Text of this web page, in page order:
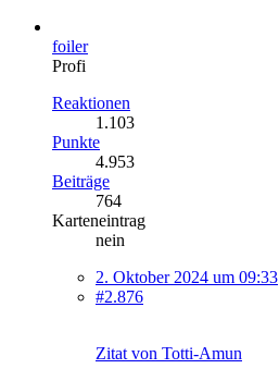
foiler
Profi
Reaktionen
1.103
Punkte
4.953
Beiträge
764
Karteneintrag
nein
2. Oktober 2024 um 09:33
#2.876
Zitat von Totti-Amun